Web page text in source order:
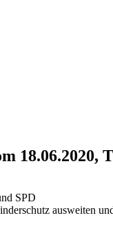
18.06.2020,
SPD
ausweiten